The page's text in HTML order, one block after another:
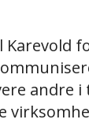
Karevold
andre i